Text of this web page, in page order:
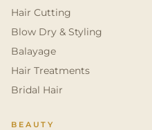
Hair Cutting
Blow Dry & Styling
Balayage
Hair Treatments
Bridal Hair
BEAUTY